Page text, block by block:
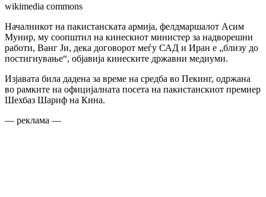
wikimedia commons
Началникот на пакистанската армија, фелдмаршалот Асим
Мунир, му соопштил на кинескиот министер за надворешни
работи, Ванг Ји, дека договорот меѓу САД и Иран е „близу до
постигнување“, објавија кинеските државни медиуми.
Изјавата била дадена за време на средба во Пекинг, одржана
во рамките на официјалната посета на пакистанскиот премиер
Шехбаз Шариф на Кина.
— реклама —